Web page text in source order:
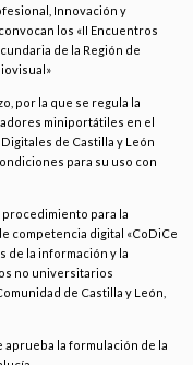
Innovación y
los «II Encuentros
de la Región de
por la que se regula la
miniportátiles en el
de Castilla y León
para su uso con
procedimiento para la
competencia digital «CoDiCe
de la información y la
no universitarios
de Castilla y León,
la formulación de la